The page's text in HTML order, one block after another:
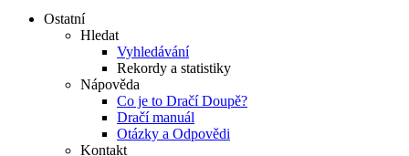
Ostatní
Hledat
Vyhledávání
Rekordy a statistiky
Nápověda
Co je to Dračí Doupě?
Dračí manuál
Otázky a Odpovědi
Kontakt